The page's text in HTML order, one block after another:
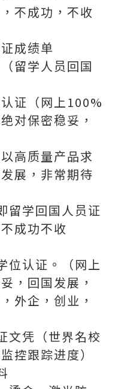
不成功，不收
成绩单
留学人员回国
证（网上100%
对保密稳妥，
高质量产品求
展，非常期待
留学回国人员证
成功不收
位认证。（网上
，回国发展，
外企，创业，
文凭（世界名校
控跟踪进度）